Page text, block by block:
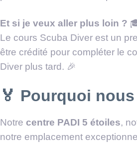
Et si je veux aller plus loin ?
Le cours Scuba Diver est un
être crédité pour compléter le
Diver plus tard. 🎉
🏅 Pourquoi
Notre centre PADI 5 étoiles,
notre emplacement